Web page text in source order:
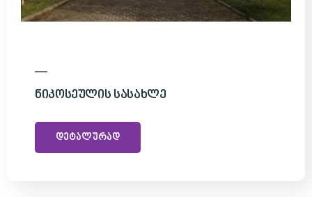
Ნიკოსეულის Სასახლე
დეტალურად